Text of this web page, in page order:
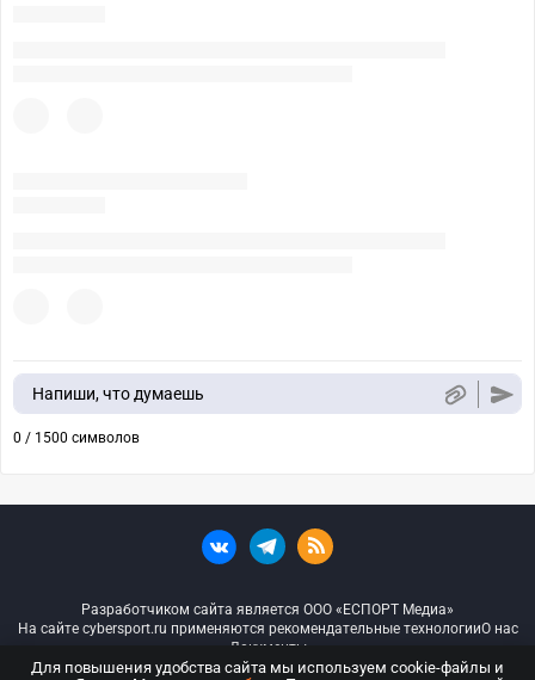
Напиши, что думаешь
0 / 1500 символов
Разработчиком сайта является ООО «ЕСПОРТ Медиа»
На сайте cybersport.ru применяются рекомендательные технологииО нас
Документы
Для повышения удобства сайта мы используем cookie-файлы и